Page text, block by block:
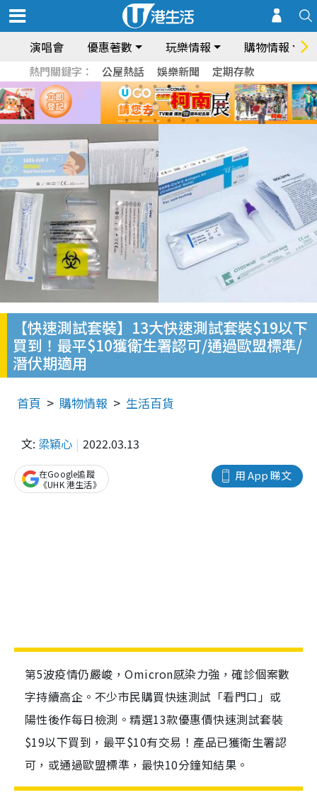
演唱會 優惠著數 玩樂情報 購物情報
熱門關鍵字： 公屋熱話 娛樂新聞 定期存款
【快速測試套裝】13大快速測試套裝$19以下
買到！最平$10獲衛生署認可/通過歐盟標準/
潛伏期適用
首頁 購物情報 生活百貨
文: 梁穎心 2022.03.13
用 App 睇文
在Google追蹤
《UHK 港生活》
第5波疫情仍嚴峻，Omicron感染力強，確診個案數
字持續高企。不少市民購買快速測試「看門口」或
陽性後作每日檢測。精選13款優惠價快速測試套裝
$19以下買到，最平$10有交易！產品已獲衛生署認
可，或通過歐盟標準，最快10分鐘知結果。